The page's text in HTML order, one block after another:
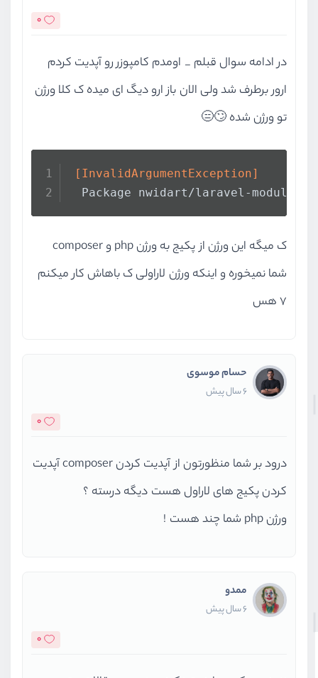
0
در ادامه سوال قبلم _ اومدم کامپوزر رو آپدیت کردم
ارور برطرف شد ولی الان باز ارو دیگ ای میده ک کلا ورژن
تو ورژن شده 🙄😑
[InvalidArgumentException]
Package nwidart/laravel-modules
ک میگه این ورژن از پکیج به ورژن php و composer
شما نمیخوره و اینکه ورژن لاراولی ک باهاش کار میکنم
7 هس
حسام موسوی
6 سال پیش
0
درود بر شما منظورتون از آپدیت کردن composer آپدیت
کردن پکیج های لاراول هست دیگه درسته ؟
ورژن php شما چند هست !
ممدو
6 سال پیش
0